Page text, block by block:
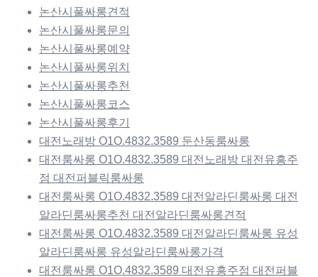
논산시풀싸롱견적
논산시풀싸롱문의
논산시풀싸롱예약
논산시풀싸롱위치
논산시풀싸롱추천
논산시풀싸롱코스
논산시풀싸롱후기
대전노래방 O1O.4832.3589 둔산동룸싸롱
대전룸싸롱 O1O.4832.3589 대전노래방 대전유흥주
점 대전퍼블릭룸싸롱
대전룸싸롱 O1O.4832.3589 대전알라딘룸싸롱 대전
알라딘룸싸롱추천 대전알라딘룸싸롱견적
대전룸싸롱 O1O.4832.3589 대전알라딘룸싸롱 유성
알라딘룸싸롱 유성알라딘룸싸롱가격
대전룸싸롱 O1O.4832.3589 대전유흥주점 대전퍼블